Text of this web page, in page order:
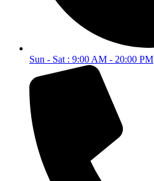
Sun - Sat : 9:00 AM - 20:00 PM